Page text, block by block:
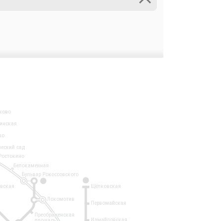
1
Локомотив
сад
Белокаменная
Щёлковская
Первомайская
Измайловская
Бульвар Рокоссовского
Преображенская